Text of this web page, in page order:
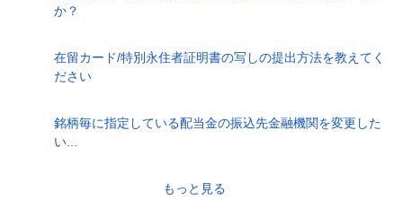
か？
在留カード/特別永住者証明書の写しの提出方法を教えてく
ださい
銘柄毎に指定している配当金の振込先金融機関を変更した
い...
もっと見る